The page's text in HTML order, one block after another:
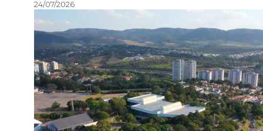
24/07/2026